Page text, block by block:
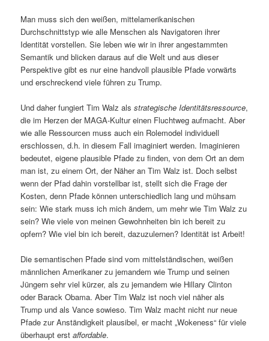
Man muss sich den weißen, mittelamerikanischen
Durchschnittstyp wie alle Menschen als Navigatoren ihrer
Identität vorstellen. Sie leben wie wir in ihrer angestammten
Semantik und blicken daraus auf die Welt und aus dieser
Perspektive gibt es nur eine handvoll plausible Pfade vorwärts
und erschreckend viele führen zu Trump.
Und daher fungiert Tim Walz alsstrategische Identitätsressource,
die im Herzen der MAGA-Kultur einen Fluchtweg aufmacht. Aber
wie alle Ressourcen muss auch ein Rolemodel individuell
erschlossen, d.h. in diesem Fall imaginiert werden. Imaginieren
bedeutet, eigene plausible Pfade zu finden, von dem Ort an dem
man ist, zu einem Ort, der Näher an Tim Walz ist. Doch selbst
wenn der Pfad dahin vorstellbar ist, stellt sich die Frage der
Kosten, denn Pfade können unterschiedlich lang und mühsam
sein: Wie stark muss ich mich ändern, um mehr wie Tim Walz zu
sein? Wie viele von meinen Gewohnheiten bin ich bereit zu
opfern? Wie viel bin ich bereit, dazuzulernen? Identität ist Arbeit!
Die semantischen Pfade sind vom mittelständischen, weißen
männlichen Amerikaner zu jemandem wie Trump und seinen
Jüngern sehr viel kürzer, als zu jemandem wie Hillary Clinton
oder Barack Obama. Aber Tim Walz ist noch viel näher als
Trump und als Vance sowieso. Tim Walz macht nicht nur neue
Pfade zur Anständigkeit plausibel, er macht „Wokeness“ für viele
überhaupt erstaffordable.